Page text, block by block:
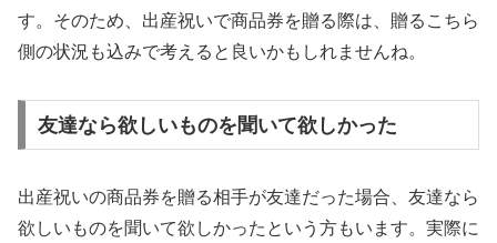
す。そのため、出産祝いで商品券を贈る際は、贈るこちら
側の状況も込みで考えると良いかもしれませんね。
友達なら欲しいものを聞いて欲しかった
出産祝いの商品券を贈る相手が友達だった場合、友達なら
欲しいものを聞いて欲しかったという方もいます。実際に